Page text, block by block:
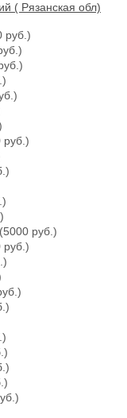
( Рязанская обл)
руб.)
руб.)
(5000 руб.)
руб.)